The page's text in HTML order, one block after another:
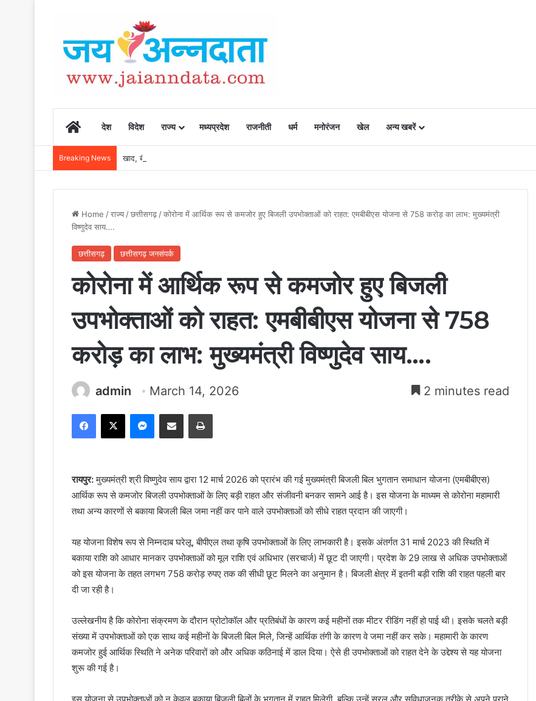
Homeदेश विदेश राज्य मध्यप्रदेश राजनीती धर्म मनोरंजन खेल अन्य खबरें
Breaking News खाद, बीज और उर्वरकों की समय पर उपलब्धता से किसानों में उत्साह, नैनो डीएपी और नैनो यूरिया बने किसानों के भरोसेमंद कृषि साथी…..
Home /राज्य/छत्तीसगढ़/कोरोना में आर्थिक रूप से कमजोर हुए बिजली उपभोक्ताओं को राहत: एमबीबीएस योजना से 758 करोड़ का लाभ: मुख्यमंत्री
विष्णुदेव साय….
छत्तीसगढ़ छत्तीसगढ़ जनसंपर्क
कोरोना में आर्थिक रूप से कमजोर हुए बिजली
उपभोक्ताओं को राहत: एमबीबीएस योजना से 758
करोड़ का लाभ: मुख्यमंत्री विष्णुदेव साय….
admin March 14, 2026 2 minutes read
Facebook
X Messenger
Share via Email Print
रायपुर:मुख्यमंत्री श्री विष्णुदेव साय द्वारा 12 मार्च 2026 को प्रारंभ की गई मुख्यमंत्री बिजली बिल भुगतान समाधान योजना (एमबीबीएस)
आर्थिक रूप से कमजोर बिजली उपभोक्ताओं के लिए बड़ी राहत और संजीवनी बनकर सामने आई है। इस योजना के माध्यम से कोरोना महामारी
तथा अन्य कारणों से बकाया बिजली बिल जमा नहीं कर पाने वाले उपभोक्ताओं को सीधे राहत प्रदान की जाएगी।
यह योजना विशेष रूप से निम्नदाब घरेलू, बीपीएल तथा कृषि उपभोक्ताओं के लिए लाभकारी है। इसके अंतर्गत 31 मार्च 2023 की स्थिति में
बकाया राशि को आधार मानकर उपभोक्ताओं को मूल राशि एवं अधिभार (सरचार्ज) में छूट दी जाएगी। प्रदेश के 29 लाख से अधिक उपभोक्ताओं
को इस योजना के तहत लगभग 758 करोड़ रुपए तक की सीधी छूट मिलने का अनुमान है। बिजली क्षेत्र में इतनी बड़ी राशि की राहत पहली बार
दी जा रही है।
उल्लेखनीय है कि कोरोना संक्रमण के दौरान प्रोटोकॉल और प्रतिबंधों के कारण कई महीनों तक मीटर रीडिंग नहीं हो पाई थी। इसके चलते बड़ी
संख्या में उपभोक्ताओं को एक साथ कई महीनों के बिजली बिल मिले, जिन्हें आर्थिक तंगी के कारण वे जमा नहीं कर सके। महामारी के कारण
कमजोर हुई आर्थिक स्थिति ने अनेक परिवारों को और अधिक कठिनाई में डाल दिया। ऐसे ही उपभोक्ताओं को राहत देने के उद्देश्य से यह योजना
शुरू की गई है।